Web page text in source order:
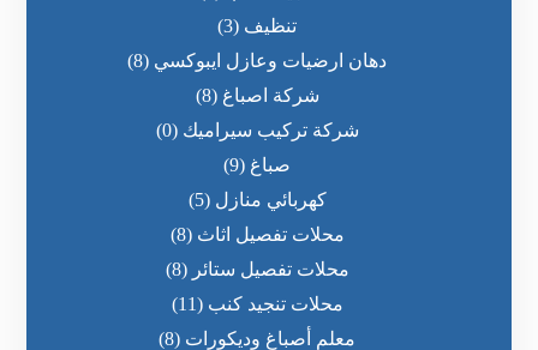
تنظيف (3)
دهان ارضيات وعازل ايبوكسي (8)
شركة اصباغ (8)
شركة تركيب سيراميك (0)
صباغ (9)
كهربائي منازل (5)
محلات تفصيل اثاث (8)
محلات تفصيل ستائر (8)
محلات تنجيد كنب (11)
معلم أصباغ وديكورات (8)